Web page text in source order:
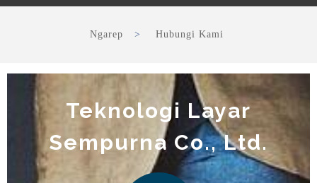
Ngarep Hubungi Kami
Teknologi Layar
Sempurna Co., Ltd.